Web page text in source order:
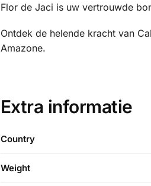
Flor de Jaci is uw vertrouwde
Ontdek de helende kracht van
Amazone.
Extra informatie
Country
Weight